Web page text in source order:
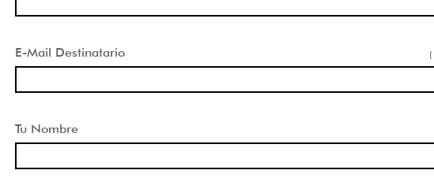
E-Mail Destinatario
Tu Nombre